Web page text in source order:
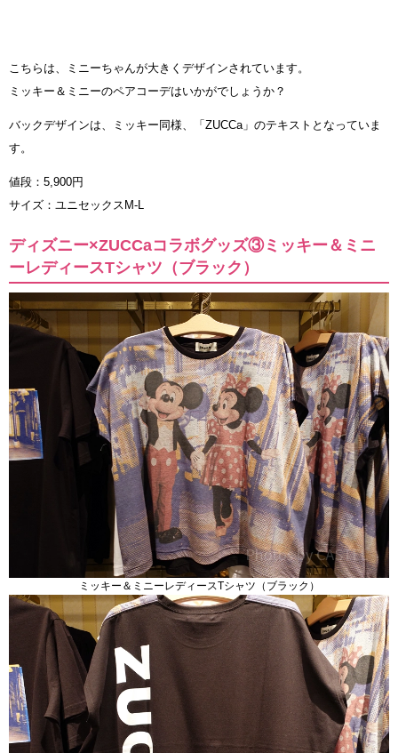
こちらは、ミニーちゃんが大きくデザインされています。
ミッキー＆ミニーのペアコーデはいかがでしょうか？
バックデザインは、ミッキー同様、「ZUCCa」のテキストとなっていま
す。
値段：5,900円
サイズ：ユニセックスM-L
ディズニー×ZUCCaコラボグッズ③ミッキー＆ミニ
ーレディースTシャツ（ブラック）
ミッキー＆ミニーレディースTシャツ（ブラック）